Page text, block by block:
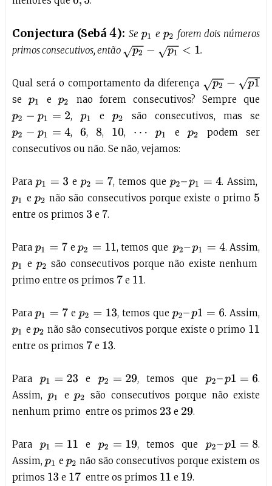
Conjectura (Sebá4): Se p1 e p2 forem dois números
primos consecutivos, então p2−p 1<1 .
Qual será o comportamento da diferença p 2−p 1
sep1 e p2
nao forem consecutivos? Sempre que
p2 −p1 =2 , p1 ep2 são consecutivos, mas se
p2 −p1 =4 ,6, 8, 10, ⋯ p1 ep2 podem ser
consecutivos ou não. Se não, vejamos:
Para p1 3 e p2 =7 , temos que p2–p1= 4
. Assim,
p1 ep2 não são consecutivos porque existe o primo 5
entre os primos 3 e 7.
Para p1 =7 ep2 =11 , temos quep2–p1= 4
. Assim,
p1 e p2 são consecutivos porque não existe nenhum
primo entre os primos 7e 11 .
Para p1 7 e p2 =13 , temos que p2–p1= 6
. Assim,
p1 ep2 não são consecutivos porque existe o primo 11
entre os primos 7e 13 .
Para p1 =23 e p2 =29 , temos que p2–p1= 6
.
Assim, p1 ep2 são consecutivos porque não existe
nenhum primo entre os primos 23 e 29.
Para p1 =11 e p2 =19 , temos que p2–p1= 8
.
Assim, p1 e p2 não são consecutivos porque existem os
primos 13 e 17 entre os primos 11 e 19.